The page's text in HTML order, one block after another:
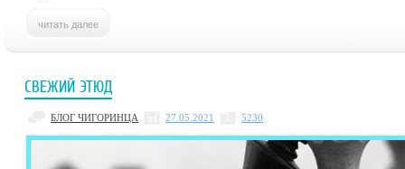
СВЕЖИЙ ЭТЮД
БЛОГ ЧИГОРИНЦА 27.05.2021 5230